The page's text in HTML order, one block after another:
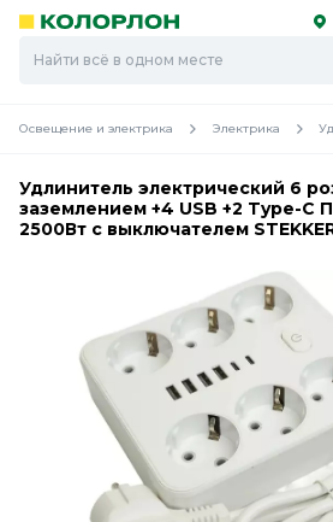
Скоро
Скоро
Освещение и электрика Электрика
Удлинитель электрический 6
заземлением +4 USB +2 Type-C
2500Вт с выключателем